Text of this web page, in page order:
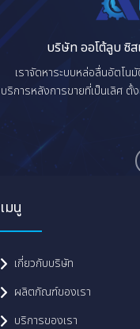
บริษัท ออโต้ลูบ ซิส
เราจัดหาระบบหล่อลื่นอัตโ
บริการหลังการขายที่เป็นเลิศ ตั้
เมนู
เกี่ยวกับบริษัท
ผลิตภัณฑ์ของเรา
บริการของเรา